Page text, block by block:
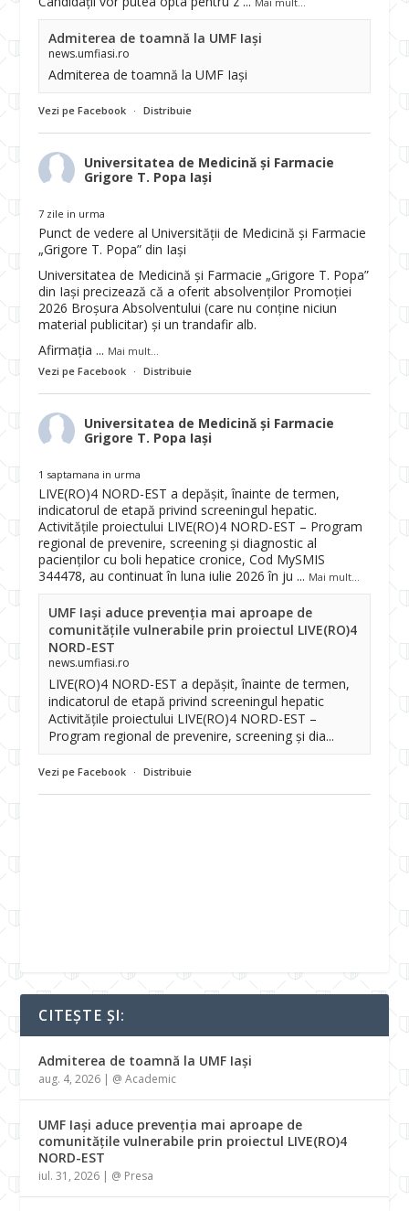
Admiterea de toamnă la UMF Iași
news.umfiasi.ro
Admiterea de toamnă la UMF Iași
Vezi pe Facebook · Distribuie
Universitatea de Medicină și Farmacie
Grigore T. Popa Iași
7 zile in urma
Punct de vedere al Universității de Medicină și Farmacie
„Grigore T. Popa” din Iași
Universitatea de Medicină și Farmacie „Grigore T. Popa”
din Iași precizează că a oferit absolvenților Promoției
2026 Broșura Absolventului (care nu conține niciun
material publicitar) și un trandafir alb.
Afirmația ... Mai mult...
Vezi pe Facebook · Distribuie
Universitatea de Medicină și Farmacie
Grigore T. Popa Iași
1 saptamana in urma
LIVE(RO)4 NORD-EST a depășit, înainte de termen,
indicatorul de etapă privind screeningul hepatic.
Activitățile proiectului LIVE(RO)4 NORD-EST – Program
regional de prevenire, screening și diagnostic al
pacienților cu boli hepatice cronice, Cod MySMIS
344478, au continuat în luna iulie 2026 în ju ... Mai mult...
UMF Iași aduce prevenția mai aproape de
comunitățile vulnerabile prin proiectul LIVE(RO)4
NORD-EST
news.umfiasi.ro
LIVE(RO)4 NORD-EST a depășit, înainte de termen,
indicatorul de etapă privind screeningul hepatic
Activitățile proiectului LIVE(RO)4 NORD-EST –
Program regional de prevenire, screening și dia...
Vezi pe Facebook · Distribuie
CITEȘTE ȘI:
Admiterea de toamnă la UMF Iași
aug. 4, 2026 | @ Academic
UMF Iași aduce prevenția mai aproape de
comunitățile vulnerabile prin proiectul LIVE(RO)4
NORD-EST
iul. 31, 2026 | @ Presa